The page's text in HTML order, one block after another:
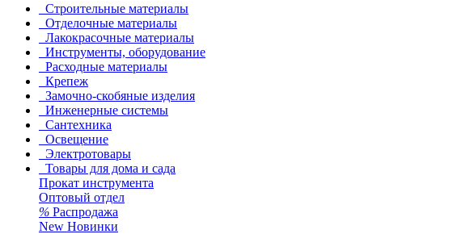
Строительные материалы
Отделочные материалы
Лакокрасочные материалы
Инструменты, оборудование
Расходные материалы
Крепеж
Замочно-скобяные изделия
Инженерные системы
Сантехника
Освещение
Электротовары
Товары для дома и сада
Прокат инструмента
Оптовый отдел
% Распродажа
New Новинки